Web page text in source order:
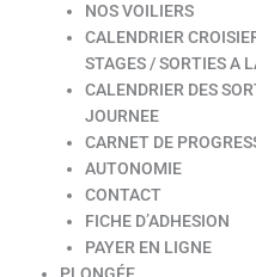
NOS VOILIERS
CALENDRIER
STAGES / SORTIES A
CALENDRIER DES
JOURNEE
CARNET DE
AUTONOMIE
CONTACT
FICHE D’ADHESION
PAYER EN LIGNE